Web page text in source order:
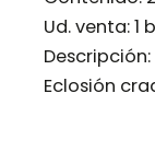
Ud. venta: 1
Descripción:
Eclosión